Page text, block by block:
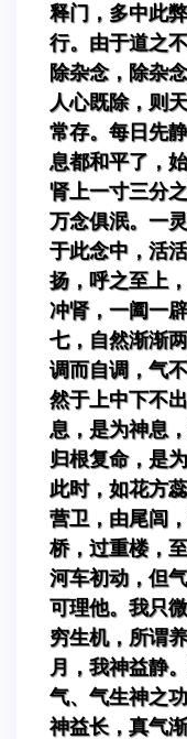
释门，多中此
行。由于道之
除杂念，除杂
人心既除，则
常存。每日先
息都和平了，
肾上一寸三分
万念俱泯。一
于此念中，活
扬，呼之至上
冲肾，一阖一
七，自然渐渐
调而自调，气
然于上中下不
息，是为神息
归根复命，是
此时，如花方
营卫，由尾闾
桥，过重楼，
河车初动，但
可理他。我只
穷生机，所谓
月，我神益静
气、气生神之
神益长，真气